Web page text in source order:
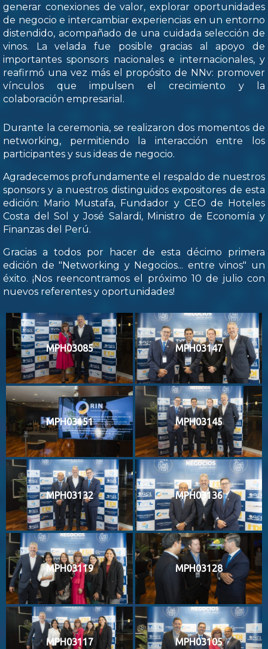
generar conexiones de valor, explorar oportunidades
de negocio e intercambiar experiencias en un entorno
distendido, acompañado de una cuidada selección de
vinos. La velada fue posible gracias al apoyo de
importantes sponsors nacionales e internacionales, y
reafirmó una vez más el propósito de NNv: promover
vínculos que impulsen el crecimiento y la
colaboración empresarial.
Durante la ceremonia, se realizaron dos momentos de
networking, permitiendo la interacción entre los
participantes y sus ideas de negocio.
Agradecemos profundamente el respaldo de nuestros
sponsors y a nuestros distinguidos expositores de esta
edición: Mario Mustafa, Fundador y CEO de Hoteles
Costa del Sol y José Salardi, Ministro de Economía y
Finanzas del Perú.
Gracias a todos por hacer de esta décimo primera
edición de "Networking y Negocios... entre vinos" un
éxito. ¡Nos reencontramos el próximo 10 de julio con
nuevos referentes y oportunidades!
MPH03085 MPH03147
MPH03151 MPH03145
MPH03132 MPH03136
MPH03119 MPH03128
MPH03117 MPH03105